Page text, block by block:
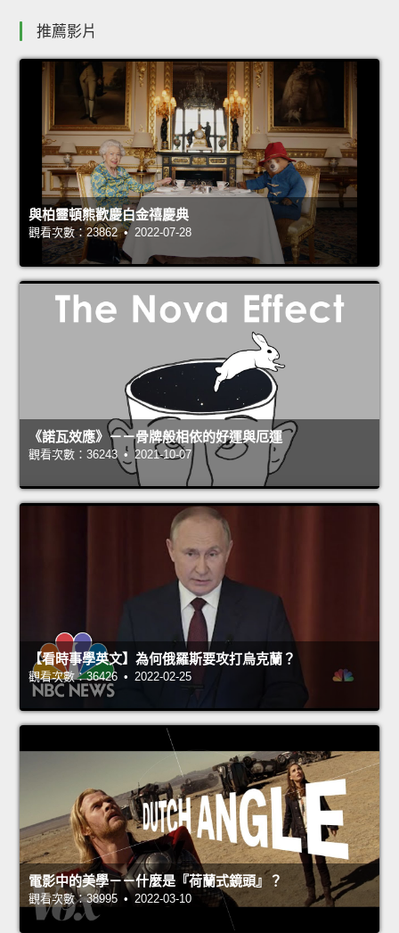
推薦影片
與柏靈頓熊歡慶白金禧慶典
觀看次數：23862 • 2022-07-28
《諾瓦效應》－－骨牌般相依的好運與厄運
觀看次數：36243 • 2021-10-07
【看時事學英文】為何俄羅斯要攻打烏克蘭？
觀看次數：36426 • 2022-02-25
電影中的美學－－什麼是『荷蘭式鏡頭』？
觀看次數：38995 • 2022-03-10